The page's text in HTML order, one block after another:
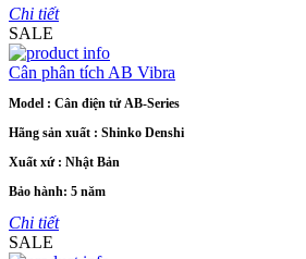
Chi tiết
SALE
Cân phân tích AB Vibra
Model : Cân điện tử AB-Series
Hãng sản xuất : Shinko Denshi
Xuất xứ : Nhật Bản
Bảo hành: 5 năm
Chi tiết
SALE